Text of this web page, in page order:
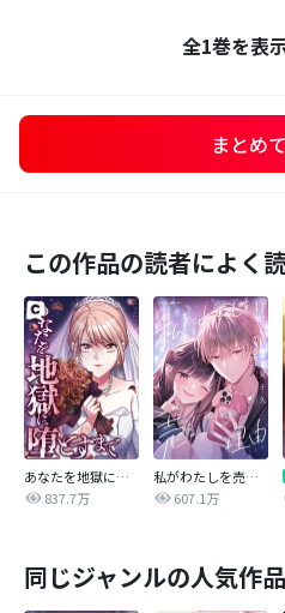
全1巻を表
まとめ
この作品の読者によく
あなたを地獄に堕とすまで
837.7万
私がわたしを売る理由
607.1万
同じジャンルの人気作品